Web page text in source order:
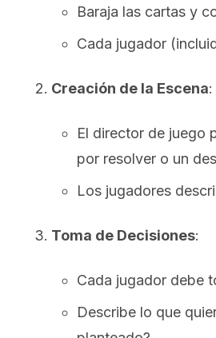
Baraja las cartas y
Cada jugador
Creación de la Escena:
El director de juego
por resolver o un
Los jugadores
Toma de Decisiones:
Cada jugador debe
Describe lo que